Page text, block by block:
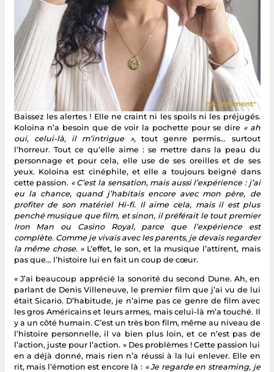
Baissez les alertes ! Elle ne craint ni les spoils ni les préjugés.
Koloina n’a besoin que de voir la pochette pour se dire « ah
oui, celui-là, il m’intrigue »,tout genre permis… surtout
l’horreur. Tout ce qu’elle aime : se mettre dans la peau du
personnage et pour cela, elle use de ses oreilles et de ses
yeux. Koloina est cinéphile, et elle a toujours beigné dans
cette passion. « C’est la sensation, mais aussi l’expérience : j’ai
eu la chance, quand j’habitais encore avec mon père, de
profiter de son matériel Hi-fi. Il aime cela, mais il est plus
penché musique que film, et sinon, il préférait le tout premier
Iron Man ou Casino Royal, parce que l’expérience est
complète. Comme je vivais avec les parents, je devais regarder
la même chose. »L’effet, le son, et la musique l’attirent, mais
pas que… l’histoire lui en fait un coup de cœur.
« J’ai beaucoup apprécié la sonorité du second Dune. Ah, en
parlant de Denis Villeneuve, le premier film que j’ai vu de lui
était Sicario. D’habitude, je n’aime pas ce genre de film avec
les gros Américains et leurs armes, mais celui-là m’a touché. Il
y a un côté humain. C’est un très bon film, même au niveau de
l’histoire personnelle, il va bien plus loin, et ce n’est pas de
l’action, juste pour l’action. » Des problèmes ! Cette passion lui
en a déjà donné, mais rien n’a réussi à la lui enlever. Elle en
rit, mais l’émotion est encore là : « Je regarde en streaming, je